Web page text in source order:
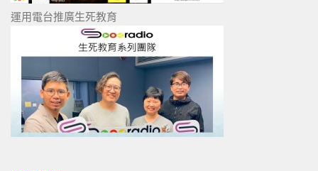
運用電台推廣生死教育